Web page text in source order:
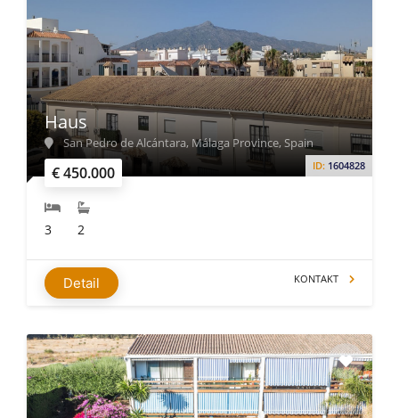
€ 450.000 ID: 1604828
Haus
San Pedro de Alcántara, Málaga Province, Spain
3 2
Detail KONTAKT